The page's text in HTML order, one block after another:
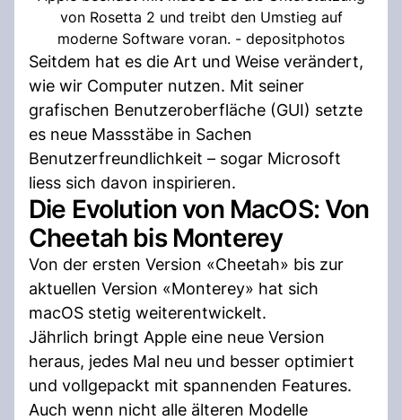
von Rosetta 2 und treibt den Umstieg auf
moderne Software voran. - depositphotos
Seitdem hat es die Art und Weise verändert,
wie wir Computer nutzen. Mit seiner
grafischen Benutzeroberfläche (GUI) setzte
es neue Massstäbe in Sachen
Benutzerfreundlichkeit – sogar Microsoft
liess sich davon inspirieren.
Die Evolution von MacOS: Von
Cheetah bis Monterey
Von der ersten Version «Cheetah» bis zur
aktuellen Version «Monterey» hat sich
macOS stetig weiterentwickelt.
Jährlich bringt Apple eine neue Version
heraus, jedes Mal neu und besser optimiert
und vollgepackt mit spannenden Features.
Auch wenn nicht alle älteren Modelle